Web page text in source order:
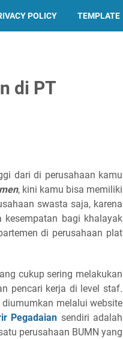
POLICY TEMPLATE
di PT
dari di perusahaan kamu
, kini kamu bisa memiliki
swasta saja, karena
kesempatan bagi khalayak
di perusahaan plat
cukup sering melakukan
pencari kerja di level staf.
melalui website
Pegadaian sendiri adalah
perusahaan BUMN yang